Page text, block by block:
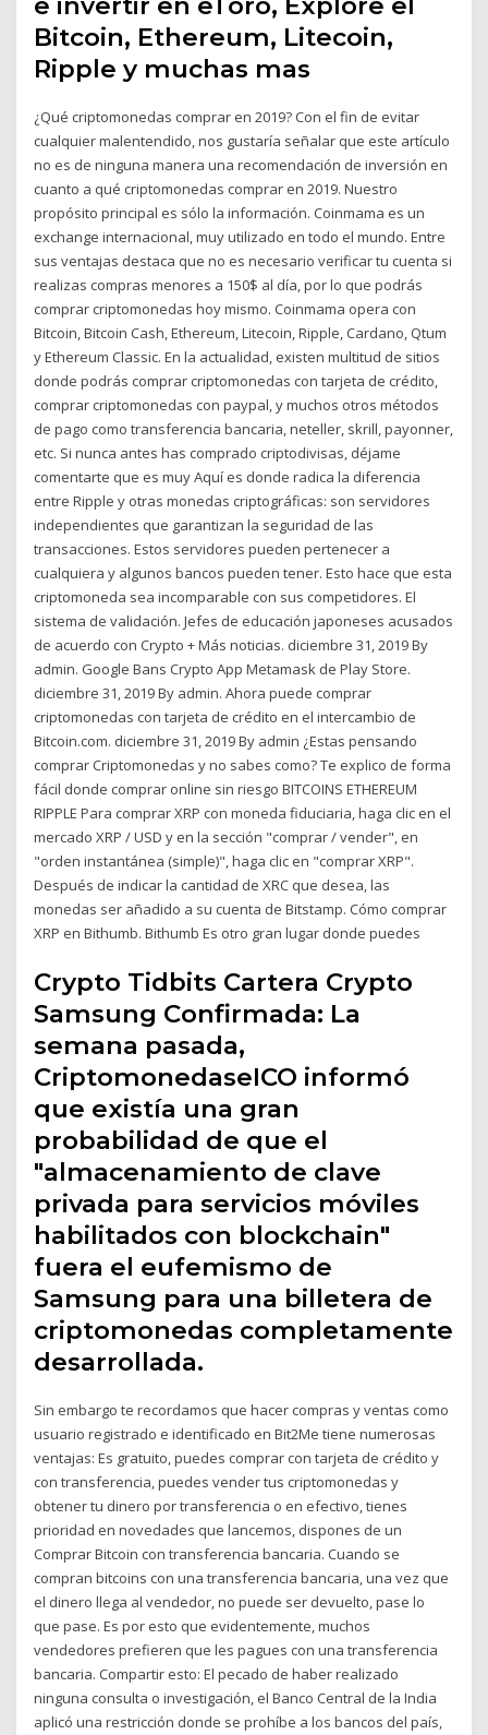
Bitcoin, Ethereum, Litecoin,
Ripple y muchas mas
¿Qué criptomonedas comprar en 2019? Con el fin de evitar
cualquier malentendido, nos gustaría señalar que este artículo
no es de ninguna manera una recomendación de inversión en
cuanto a qué criptomonedas comprar en 2019. Nuestro
propósito principal es sólo la información. Coinmama es un
exchange internacional, muy utilizado en todo el mundo. Entre
sus ventajas destaca que no es necesario verificar tu cuenta si
realizas compras menores a 150$ al día, por lo que podrás
comprar criptomonedas hoy mismo. Coinmama opera con
Bitcoin, Bitcoin Cash, Ethereum, Litecoin, Ripple, Cardano, Qtum
y Ethereum Classic. En la actualidad, existen multitud de sitios
donde podrás comprar criptomonedas con tarjeta de crédito,
comprar criptomonedas con paypal, y muchos otros métodos
de pago como transferencia bancaria, neteller, skrill, payonner,
etc. Si nunca antes has comprado criptodivisas, déjame
comentarte que es muy Aquí es donde radica la diferencia
entre Ripple y otras monedas criptográficas: son servidores
independientes que garantizan la seguridad de las
transacciones. Estos servidores pueden pertenecer a
cualquiera y algunos bancos pueden tener. Esto hace que esta
criptomoneda sea incomparable con sus competidores. El
sistema de validación. Jefes de educación japoneses acusados
de acuerdo con Crypto + Más noticias. diciembre 31, 2019 By
admin. Google Bans Crypto App Metamask de Play Store.
diciembre 31, 2019 By admin. Ahora puede comprar
criptomonedas con tarjeta de crédito en el intercambio de
Bitcoin.com. diciembre 31, 2019 By admin ¿Estas pensando
comprar Criptomonedas y no sabes como? Te explico de forma
fácil donde comprar online sin riesgo BITCOINS ETHEREUM
RIPPLE Para comprar XRP con moneda fiduciaria, haga clic en el
mercado XRP / USD y en la sección "comprar / vender", en
"orden instantánea (simple)", haga clic en "comprar XRP".
Después de indicar la cantidad de XRC que desea, las
monedas ser añadido a su cuenta de Bitstamp. Cómo comprar
XRP en Bithumb. Bithumb Es otro gran lugar donde puedes
Crypto Tidbits Cartera Crypto
Samsung Confirmada: La
semana pasada,
CriptomonedaseICO informó
que existía una gran
probabilidad de que el
"almacenamiento de clave
privada para servicios móviles
habilitados con blockchain"
fuera el eufemismo de
Samsung para una billetera de
criptomonedas completamente
desarrollada.
Sin embargo te recordamos que hacer compras y ventas como
usuario registrado e identificado en Bit2Me tiene numerosas
ventajas: Es gratuito, puedes comprar con tarjeta de crédito y
con transferencia, puedes vender tus criptomonedas y
obtener tu dinero por transferencia o en efectivo, tienes
prioridad en novedades que lancemos, dispones de un
Comprar Bitcoin con transferencia bancaria. Cuando se
compran bitcoins con una transferencia bancaria, una vez que
el dinero llega al vendedor, no puede ser devuelto, pase lo
que pase. Es por esto que evidentemente, muchos
vendedores prefieren que les pagues con una transferencia
bancaria. Compartir esto: El pecado de haber realizado
ninguna consulta o investigación, el Banco Central de la India
aplicó una restricción donde se prohíbe a los bancos del país,